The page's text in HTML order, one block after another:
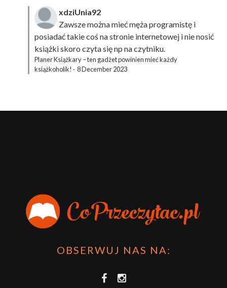
xdziUnia92
Zawsze można mieć męża programistę i
posiadać takie coś na stronie internetowej i nie nosić
książki skoro czyta się np na czytniku.
Planer Książkary – ten gadżet powinien mieć każdy
książkoholik! · 8 December 2023
OBSERWUJ NAS NA: